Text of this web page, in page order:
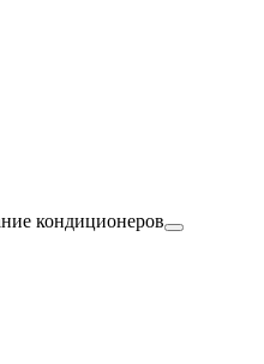
кондиционеров